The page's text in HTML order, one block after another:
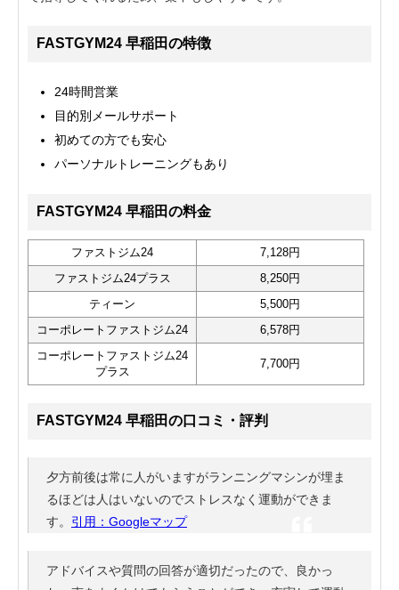
FASTGYM24 早稲田の特徴
24時間営業
目的別メールサポート
初めての方でも安心
パーソナルトレーニングもあり
FASTGYM24 早稲田の料金
ファストジム24
7,128円
ファストジム24プラス
8,250円
ティーン
5,500円
コーポレートファストジム24
6,578円
コーポレートファストジム24
プラス
7,700円
FASTGYM24 早稲田の口コミ・評判
夕方前後は常に人がいますがランニングマシンが埋ま
るほどは人はいないのでストレスなく運動ができま
す。 引用：Googleマップ
アドバイスや質問の回答が適切だったので、良かっ